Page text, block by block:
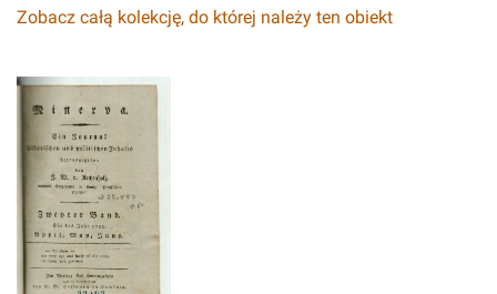
Zobacz całą kolekcję, do której należy ten obiekt